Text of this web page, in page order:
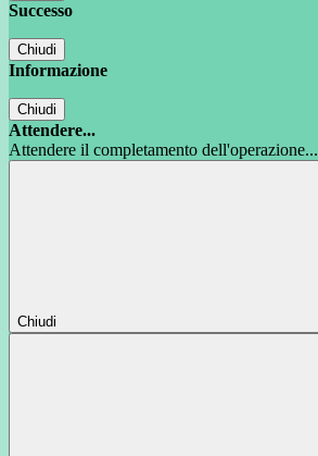
Successo
Chiudi
Informazione
Chiudi
Attendere...
Attendere il completamento dell'operazione...
Chiudi